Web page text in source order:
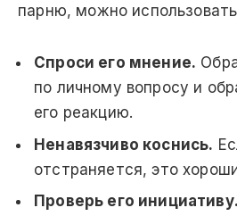
парню, можно
Спроси его мнение.
по личному вопросу и
его реакцию.
Ненавязчиво коснись.
отстраняется, это
Проверь его инициативу.